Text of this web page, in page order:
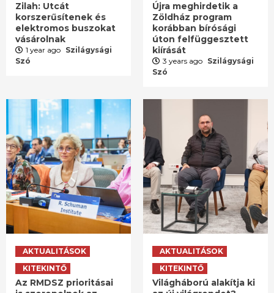
Zilah: Utcát
korszerűsítenek és
elektromos buszokat
vásárolnak
1 year ago Szilágysági
Szó
Újra meghirdetik a
Zöldház program
korábban bírósági
úton felfüggesztett
kiírását
3 years ago Szilágysági
Szó
AKTUALITÁSOK
KITEKINTŐ
Az RMDSZ prioritásai
AKTUALITÁSOK
KITEKINTŐ
Világháború alakítja ki